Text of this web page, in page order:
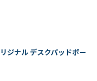
ジナル デスクパッドポー